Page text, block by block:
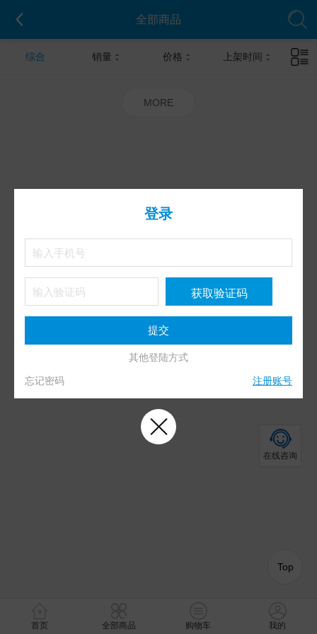
全部商品
综合 销量 价格 上架时间
Top
MORE
登录
其他登陆方式
注册账号
忘记密码
首页 全部商品 购物车 我的
在线咨询